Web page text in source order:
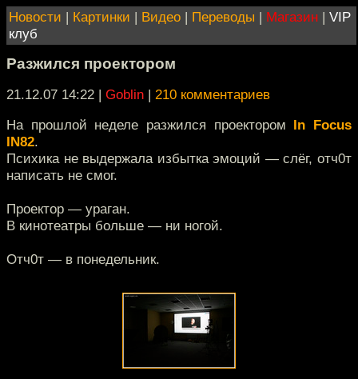
Новости | Картинки | Видео | Переводы | Магазин | VIP
клуб
Разжился проектором
21.12.07 14:22 | Goblin | 210 комментариев
На прошлой неделе разжился проектором In Focus
IN82.
Психика не выдержала избытка эмоций — слёг, отч0т
написать не смог.
Проектор — ураган.
В кинотеатры больше — ни ногой.
Отч0т — в понедельник.